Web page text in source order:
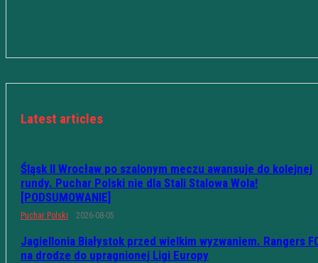
Latest articles
Śląsk II Wrocław po szalonym meczu awansuje do kolejnej
rundy. Puchar Polski nie dla Stali Stalowa Wola!
[PODSUMOWANIE]
Puchar Polski 2026-08-05
Jagiellonia Białystok przed wielkim wyzwaniem. Rangers
na drodze do upragnionej Ligi Europy